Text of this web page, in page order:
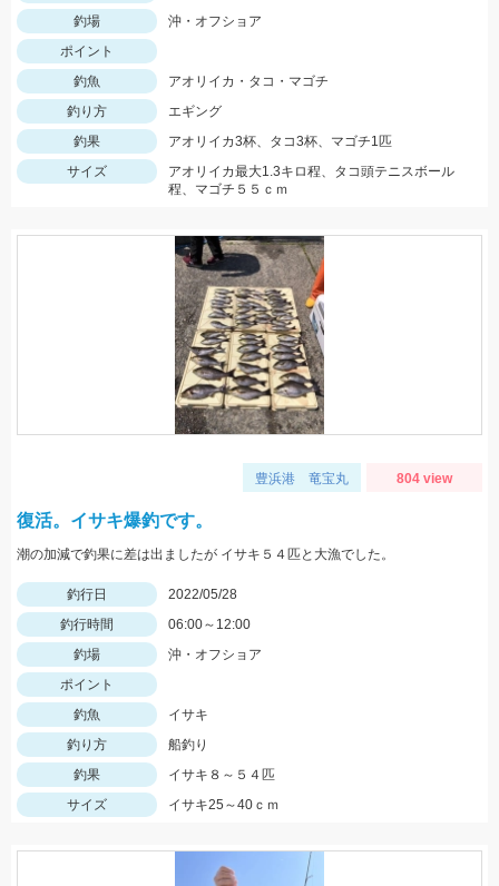
釣場
沖・オフショア
ポイント
釣魚
アオリイカ・タコ・マゴチ
釣り方
エギング
釣果
アオリイカ3杯、タコ3杯、マゴチ1匹
サイズ
アオリイカ最大1.3キロ程、タコ頭テニスボール
程、マゴチ５５ｃｍ
豊浜港 竜宝丸 804 view
復活。イサキ爆釣です。
潮の加減で釣果に差は出ましたが イサキ５４匹と大漁でした。
釣行日
2022/05/28
釣行時間
06:00～12:00
釣場
沖・オフショア
ポイント
釣魚
イサキ
釣り方
船釣り
釣果
イサキ８～５４匹
サイズ
イサキ25～40ｃｍ